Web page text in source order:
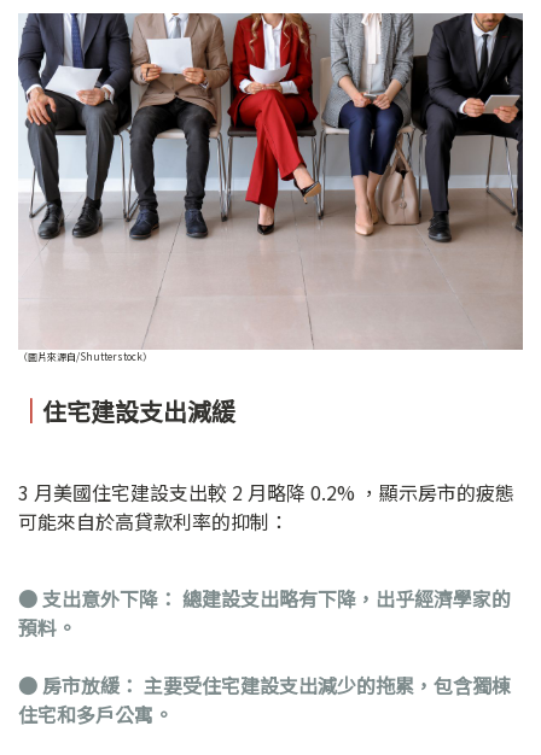
（圖片來源自/Shutterstock）
｜ 住宅建設支出減緩
3 月美國住宅建設支出較 2 月略降 0.2% ，顯示房市的疲態
可能來自於高貸款利率的抑制：
● 支出意外下降： 總建設支出略有下降，出乎經濟學家的
預料。
● 房市放緩： 主要受住宅建設支出減少的拖累，包含獨棟
住宅和多戶公寓。